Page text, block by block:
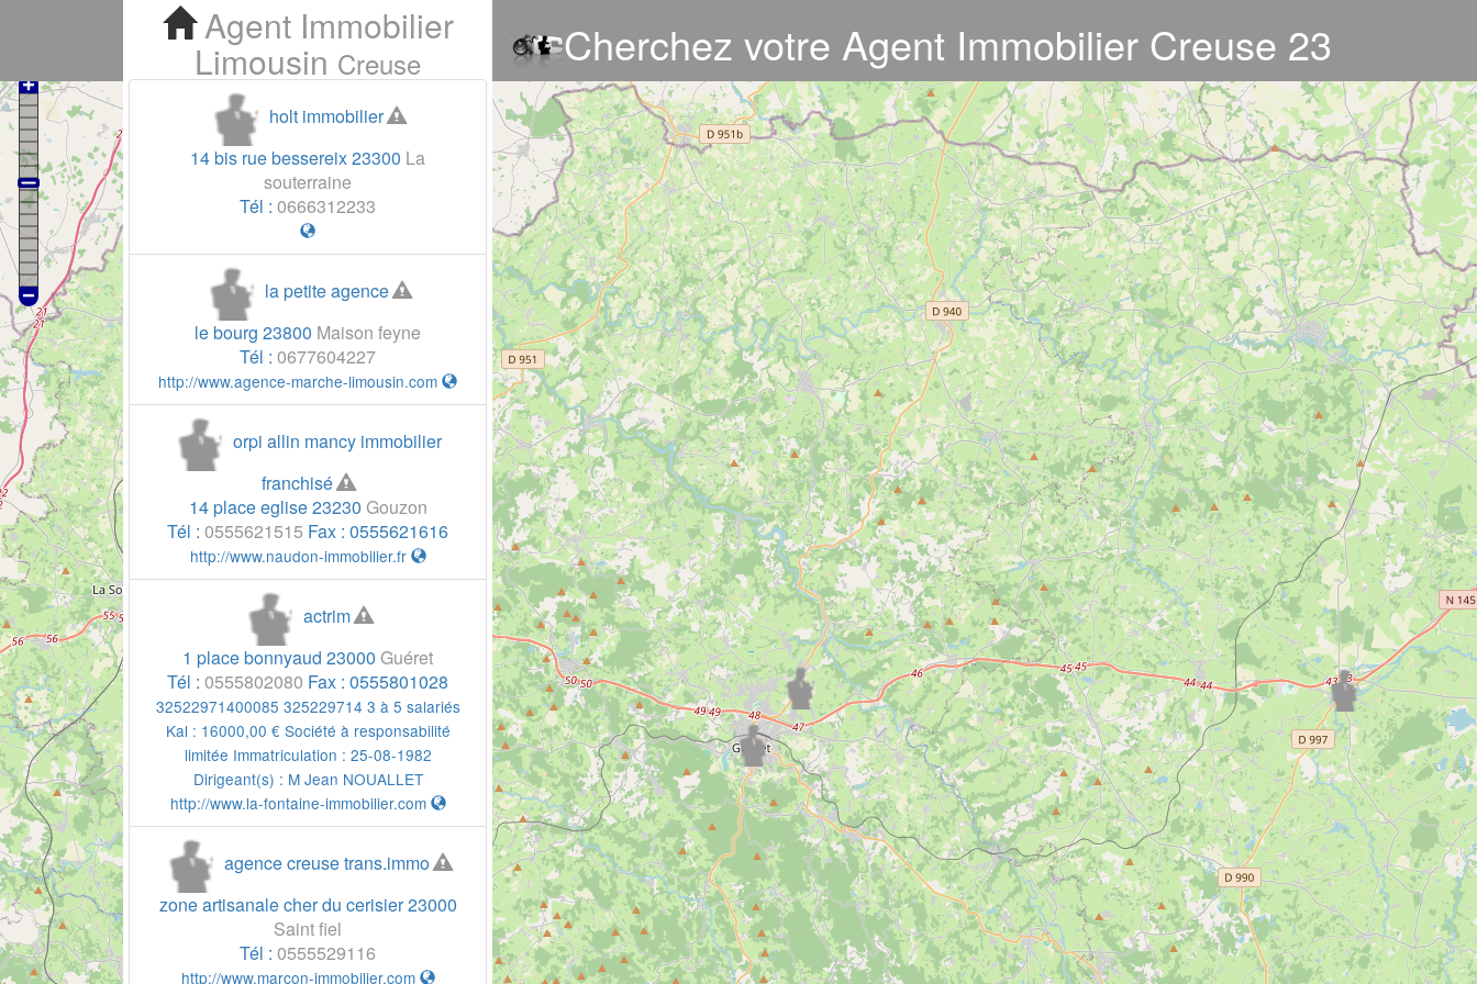
Cherchez votre Agent Immobilier Creuse 23
Agent Immobilier
Limousin Creuse
holt immobilier
14 bis rue bessereix23300 La
souterraine
Tél : 0666312233
la petite agence
le bourg 23800 Maison feyne
Tél : 0677604227
http://www.agence-marche-limousin.com
orpi allin mancy immobilier
franchisé
14 place eglise23230 Gouzon
Tél : 0555621515 Fax : 0555621616
http://www.naudon-immobilier.fr
actrim
1 place bonnyaud 23000 Guéret
Tél : 0555802080 Fax : 0555801028
32522971400085 325229714 3 à 5 salariés
Kal : 16000,00 € Société à responsabilité
limitée Immatriculation : 25-08-1982
Dirigeant(s) : M Jean NOUALLET
http://www.la-fontaine-immobilier.com
agence creuse trans.immo
zone artisanale cher du cerisier23000
Saint fiel
Tél : 0555529116
http://www.marcon-immobilier.com